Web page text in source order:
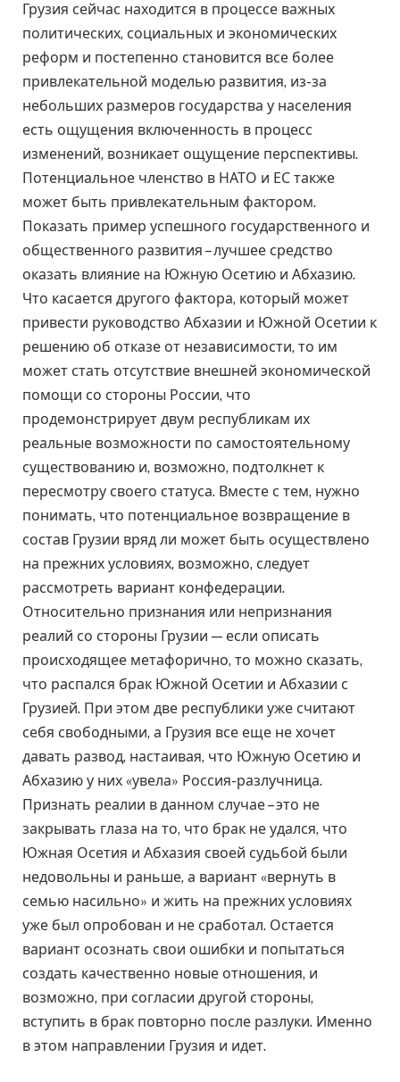
Грузия сейчас находится в процессе важных
политических, социальных и экономических
реформ и постепенно становится все более
привлекательной моделью развития, из-за
небольших размеров государства у населения
есть ощущения включенность в процесс
изменений, возникает ощущение перспективы.
Потенциальное членство в НАТО и ЕС также
может быть привлекательным фактором.
Показать пример успешного государственного и
общественного развития – лучшее средство
оказать влияние на Южную Осетию и Абхазию.
Что касается другого фактора, который может
привести руководство Абхазии и Южной Осетии к
решению об отказе от независимости, то им
может стать отсутствие внешней экономической
помощи со стороны России, что
продемонстрирует двум республикам их
реальные возможности по самостоятельному
существованию и, возможно, подтолкнет к
пересмотру своего статуса. Вместе с тем, нужно
понимать, что потенциальное возвращение в
состав Грузии вряд ли может быть осуществлено
на прежних условиях, возможно, следует
рассмотреть вариант конфедерации.
Относительно признания или непризнания
реалий со стороны Грузии — если описать
происходящее метафорично, то можно сказать,
что распался брак Южной Осетии и Абхазии с
Грузией. При этом две республики уже считают
себя свободными, а Грузия все еще не хочет
давать развод, настаивая, что Южную Осетию и
Абхазию у них «увела» Россия-разлучница.
Признать реалии в данном случае – это не
закрывать глаза на то, что брак не удался, что
Южная Осетия и Абхазия своей судьбой были
недовольны и раньше, а вариант «вернуть в
семью насильно» и жить на прежних условиях
уже был опробован и не сработал. Остается
вариант осознать свои ошибки и попытаться
создать качественно новые отношения, и
возможно, при согласии другой стороны,
вступить в брак повторно после разлуки. Именно
в этом направлении Грузия и идет.